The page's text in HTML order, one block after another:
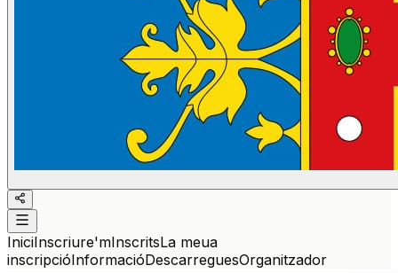
IniciInscriure'mInscritsLa meua
inscripcióInformacióDescarreguesOrganitzador